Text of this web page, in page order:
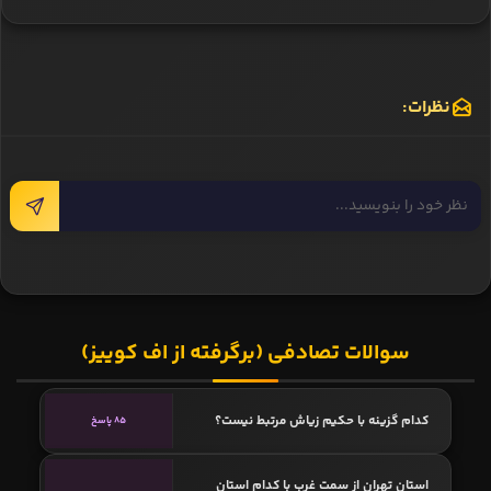
نظرات:
سوالات تصادفی (برگرفته از اف کوییز)
کدام گزینه با حکیم زیاش مرتبط نیست؟ 85 پاسخ
استان تهران از سمت غرب با کدام استان